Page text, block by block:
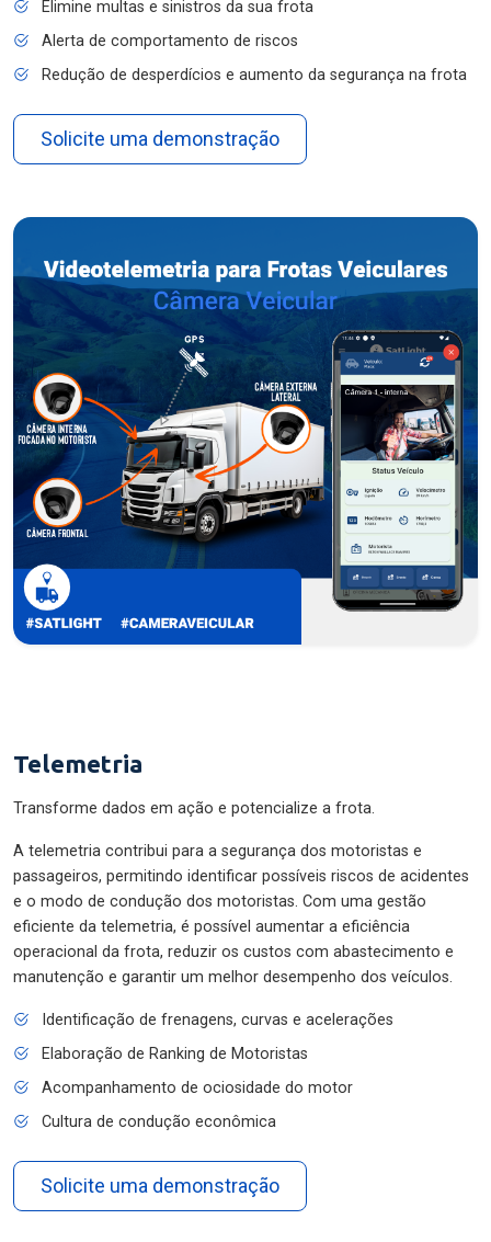
Elimine multas e sinistros da sua frota
Alerta de comportamento de riscos
Redução de desperdícios e aumento da segurança na frota
Solicite uma demonstração
Telemetria
Transforme dados em ação e potencialize a frota.
A telemetria contribui para a segurança dos motoristas e
passageiros, permitindo identificar possíveis riscos de acidentes
e o modo de condução dos motoristas. Com uma gestão
eficiente da telemetria, é possível aumentar a eficiência
operacional da frota, reduzir os custos com abastecimento e
manutenção e garantir um melhor desempenho dos veículos.
Identificação de frenagens, curvas e acelerações
Elaboração de Ranking de Motoristas
Acompanhamento de ociosidade do motor
Cultura de condução econômica
Solicite uma demonstração